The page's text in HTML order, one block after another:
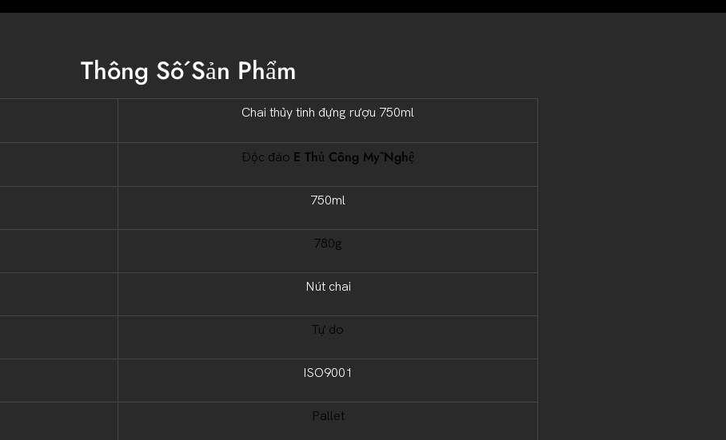
Thông Số Sản Phẩm
Chai thủy tinh đựng rượu 750ml
Độc đáo E Thủ Công Mỹ Nghệ
750ml
780g
Nút chai
Tự do
ISO9001
Pallet